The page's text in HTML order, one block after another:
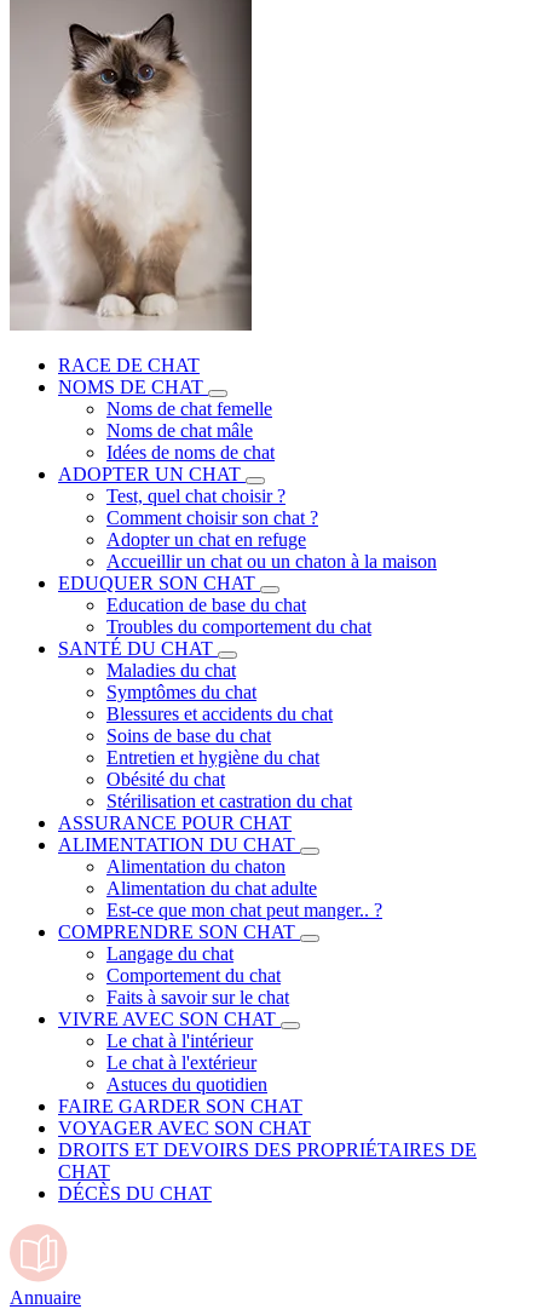
RACE DE CHAT
NOMS DE CHAT
Noms de chat femelle
Noms de chat mâle
Idées de noms de chat
ADOPTER UN CHAT
Test, quel chat choisir ?
Comment choisir son chat ?
Adopter un chat en refuge
Accueillir un chat ou un chaton à la maison
EDUQUER SON CHAT
Education de base du chat
Troubles du comportement du chat
SANTÉ DU CHAT
Maladies du chat
Symptômes du chat
Blessures et accidents du chat
Soins de base du chat
Entretien et hygiène du chat
Obésité du chat
Stérilisation et castration du chat
ASSURANCE POUR CHAT
ALIMENTATION DU CHAT
Alimentation du chaton
Alimentation du chat adulte
Est-ce que mon chat peut manger.. ?
COMPRENDRE SON CHAT
Langage du chat
Comportement du chat
Faits à savoir sur le chat
VIVRE AVEC SON CHAT
Le chat à l'intérieur
Le chat à l'extérieur
Astuces du quotidien
FAIRE GARDER SON CHAT
VOYAGER AVEC SON CHAT
DROITS ET DEVOIRS DES PROPRIÉTAIRES DE
CHAT
DÉCÈS DU CHAT
Annuaire